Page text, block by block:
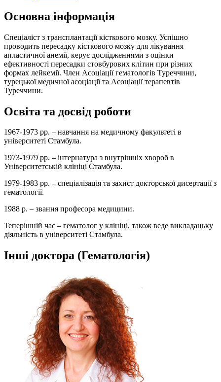
Основна інформація
Спеціаліст з трансплантації кісткового мозку. Успішно
проводить пересадку кісткового мозку для лікування
апластичної анемії, керує дослідженнями з оцінки
ефективності пересадки стовбурових клітин при різних
формах лейкемії. Член Асоціації гематологів Туреччини,
турецької медичної асоціації та Асоціації терапевтів
Туреччини.
Освіта та досвід роботи
1967-1973 рр. – навчання на медичному факультеті в
університеті Стамбула.
1973-1979 рр. – інтернатура з внутрішніх хвороб в
Університетській клініці Стамбула.
1979-1983 рр. – спеціалізація та захист докторської дисертації з
гематології.
1988 р. – звання професора медицини.
Теперішній час – гематолог у клініці, також веде викладацьку
діяльність в університеті Стамбула.
Інші доктора (Гематологія)